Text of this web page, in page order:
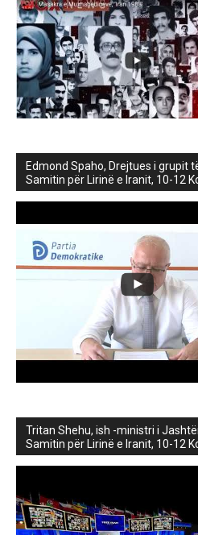
Edmond Spaho, Drejtues i grupit
Samitin për Lirinë e Iranit, 10-12
Tritan Shehu, ish -ministri i
Samitin për Lirinë e Iranit, 10-12